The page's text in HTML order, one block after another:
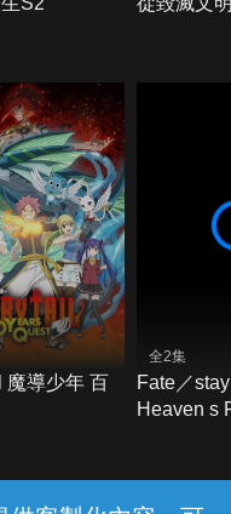
魔導少年 百
全2集
Fate／
Heaven s